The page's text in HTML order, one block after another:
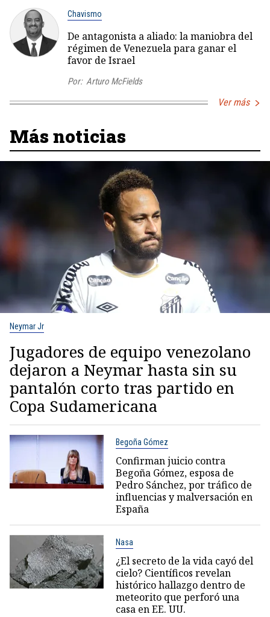
Chavismo
De antagonista a aliado: la maniobra del
régimen de Venezuela para ganar el
favor de Israel
Por: Arturo McFields
Ver más
Más noticias
Neymar Jr
Jugadores de equipo venezolano
dejaron a Neymar hasta sin su
pantalón corto tras partido en
Copa Sudamericana
Begoña Gómez
Confirman juicio contra
Begoña Gómez, esposa de
Pedro Sánchez, por tráfico de
influencias y malversación en
España
Nasa
¿El secreto de la vida cayó del
cielo? Científicos revelan
histórico hallazgo dentro de
meteorito que perforó una
casa en EE. UU.